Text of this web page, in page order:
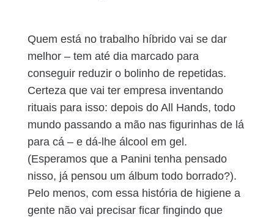
Quem está no trabalho híbrido vai se dar
melhor – tem até dia marcado para
conseguir reduzir o bolinho de repetidas.
Certeza que vai ter empresa inventando
rituais para isso: depois do All Hands, todo
mundo passando a mão nas figurinhas de lá
para cá – e dá-lhe álcool em gel.
(Esperamos que a Panini tenha pensado
nisso, já pensou um álbum todo borrado?).
Pelo menos, com essa história de higiene a
gente não vai precisar ficar fingindo que